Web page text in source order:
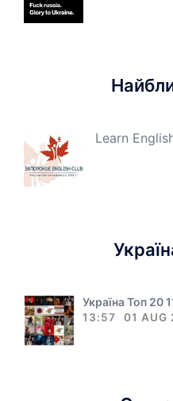
Learn
Україна Топ 20
13:57 01 AUG